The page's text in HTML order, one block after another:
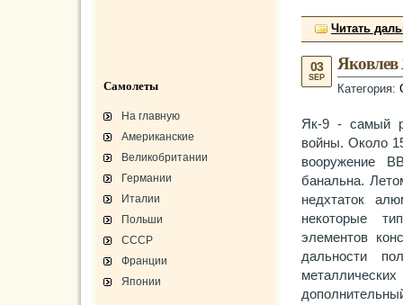
Читать
Яковлев
Категория:
03
SEP
Як-9 - самый
войны. Около
вооружение
банальна.
недхтаток
некоторые
элементов
дальности
Самолеты
На главную
Американские
Великобритании
Германии
Италии
Польши
СССР
Франции
Японии